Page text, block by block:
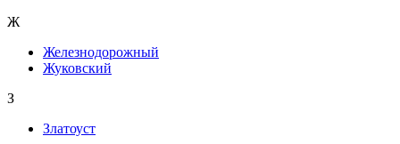
Ж
Железнодорожный
Жуковский
З
Златоуст